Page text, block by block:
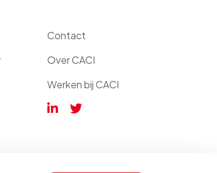
Contact
Over CACI
Werken bij CACI